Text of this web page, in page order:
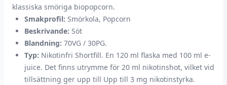
klassiska smöriga biopopcorn.
Smakprofil: Smörkola, Popcorn
Beskrivande: Söt
Blandning: 70VG / 30PG.
Typ: Nikotinfri Shortfill. En 120 ml flaska med 100 ml e-
juice. Det finns utrymme för 20 ml nikotinshot, vilket vid
tillsättning ger upp till Upp till 3 mg nikotinstyrka.